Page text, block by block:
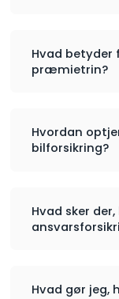
Lavere
Hvad
præmietrin?
Hvordan
bilforsikring?
Hvad sker
Hvad gør jeg,